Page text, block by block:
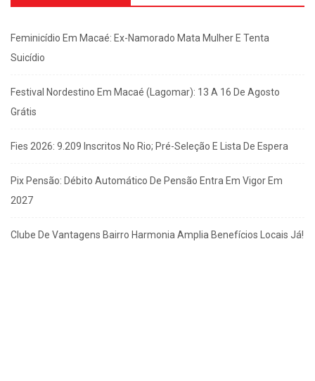
Feminicídio Em Macaé: Ex-Namorado Mata Mulher E Tenta
Suicídio
Festival Nordestino Em Macaé (Lagomar): 13 A 16 De Agosto
Grátis
Fies 2026: 9.209 Inscritos No Rio; Pré-Seleção E Lista De Espera
Pix Pensão: Débito Automático De Pensão Entra Em Vigor Em
2027
Clube De Vantagens Bairro Harmonia Amplia Benefícios Locais Já!